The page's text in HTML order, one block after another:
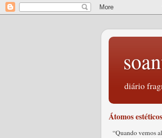
diário
Átomos
“Quando vemos